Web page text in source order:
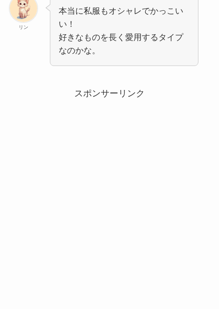
リン
本当に私服もオシャレでかっこい
い！
好きなものを長く愛用するタイプ
なのかな。
スポンサーリンク